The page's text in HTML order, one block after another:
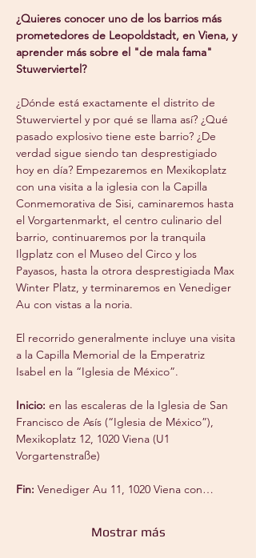
¿Quieres conocer uno de los barrios más
prometedores de Leopoldstadt, en Viena, y
aprender más sobre el "de mala fama"
Stuwerviertel?
¿Dónde está exactamente el distrito de
Stuwerviertel y por qué se llama así? ¿Qué
pasado explosivo tiene este barrio? ¿De
verdad sigue siendo tan desprestigiado
hoy en día? Empezaremos en Mexikoplatz
con una visita a la iglesia con la Capilla
Conmemorativa de Sisi, caminaremos hasta
el Vorgartenmarkt, el centro culinario del
barrio, continuaremos por la tranquila
Ilgplatz con el Museo del Circo y los
Payasos, hasta la otrora desprestigiada Max
Winter Platz, y terminaremos en Venediger
Au con vistas a la noria.
El recorrido generalmente incluye una visita
a la Capilla Memorial de la Emperatriz
Isabel en la “Iglesia de México”.
Inicio: en las escaleras de la Iglesia de San
Francisco de Asís (“Iglesia de México”),
Mexikoplatz 12, 1020 Viena (U1
Vorgartenstraße)
Fin: Venediger Au 11, 1020 Viena con…
Mostrar más